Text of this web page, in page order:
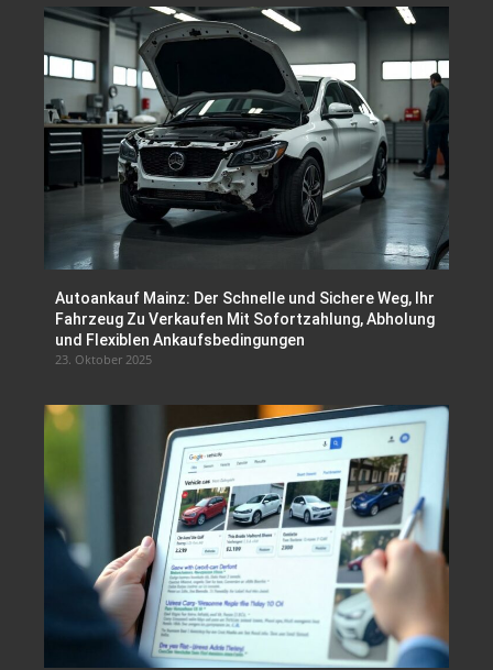
Autoankauf Mainz: Der Schnelle und Sichere Weg, Ihr
Fahrzeug Zu Verkaufen Mit Sofortzahlung, Abholung
und Flexiblen Ankaufsbedingungen
23. Oktober 2025